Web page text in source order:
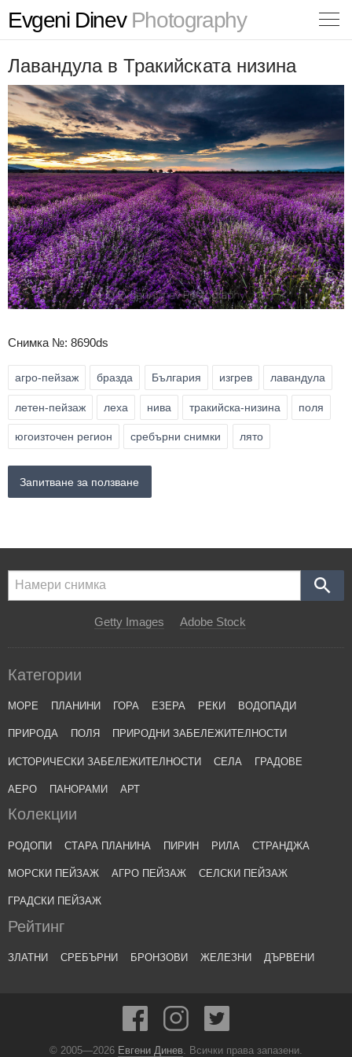
Evgeni DinevPhotography
Лавандула в Тракийската низина
Снимка №: 8690ds
агро-пейзаж бразда България изгрев лавандула
летен-пейзаж леха нива тракийска-низина поля
югоизточен регион сребърни снимки лято
Запитване за ползване
Getty Images Adobe Stock
Категории
МОРЕ ПЛАНИНИ ГОРА ЕЗЕРА РЕКИ ВОДОПАДИ
ПРИРОДА ПОЛЯ ПРИРОДНИ ЗАБЕЛЕЖИТЕЛНОСТИ
ИСТОРИЧЕСКИ ЗАБЕЛЕЖИТЕЛНОСТИ СЕЛА ГРАДОВЕ
АЕРО ПАНОРАМИ АРТ
Колекции
РОДОПИ СТАРА ПЛАНИНА ПИРИН РИЛА СТРАНДЖА
МОРСКИ ПЕЙЗАЖ АГРО ПЕЙЗАЖ СЕЛСКИ ПЕЙЗАЖ
ГРАДСКИ ПЕЙЗАЖ
Рейтинг
ЗЛАТНИ СРЕБЪРНИ БРОНЗОВИ ЖЕЛЕЗНИ ДЪРВЕНИ
© 2005—2026 Евгени Динев. Всички права запазени.